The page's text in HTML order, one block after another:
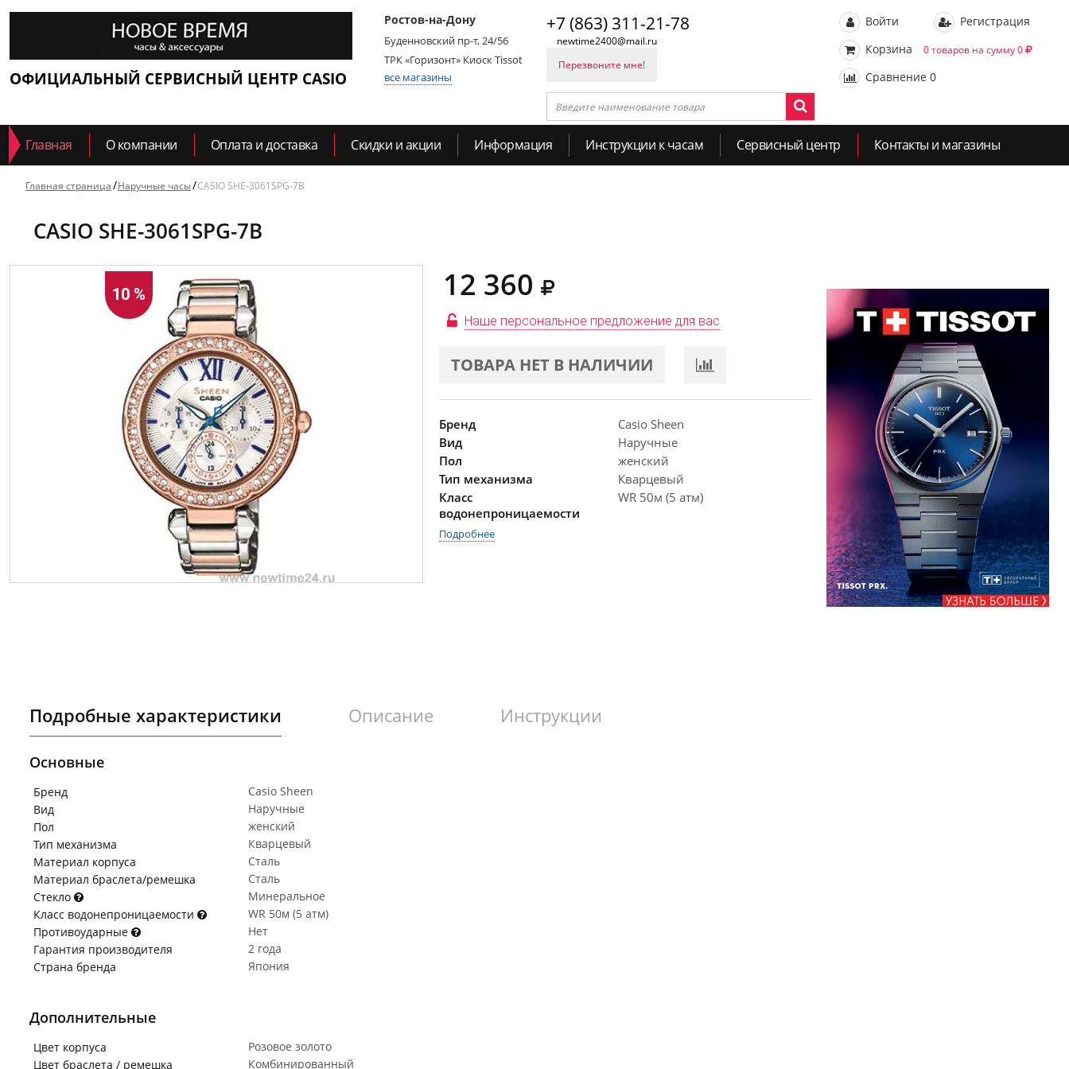
ОФИЦИАЛЬНЫЙ СЕРВИСНЫЙ ЦЕНТР CASIO
Ростов-на-Дону
Буденновский пр-т, 24/56
ТРК «Горизонт» Киоск Tissot
все магазины
+7 (863) 311-21-78
newtime2400@mail.ru
Перезвоните мне!
Войти
Регистрация
Корзина
0 товаров на сумму 0
Сравнение 0
Главная О компании Оплата и доставка Скидки и акции Информация Инструкции к часам Сервисный центр Контакты и магазины
Главная страница Наручные часы CASIO SHE-3061SPG-7B
CASIO SHE-3061SPG-7B
10 % 12 360
Наше персональное предложение для вас
ТОВАРА НЕТ В НАЛИЧИИ
Бренд
Casio Sheen
Вид
Наручные
Пол
женский
Тип механизма
Кварцевый
Класс
водонепроницаемости
WR 50м (5 атм)
Подробнее
Подробные характеристики Описание Инструкции
Основные
Бренд
Casio Sheen
Вид
Наручные
Пол
женский
Тип механизма
Кварцевый
Материал корпуса
Сталь
Материал браслета/ремешка
Сталь
Стекло
Минеральное
Класс водонепроницаемости
WR 50м (5 атм)
Противоударные
Нет
Гарантия производителя
2 года
Страна бренда
Япония
Дополнительные
Цвет корпуса
Розовое золото
Цвет браслета / ремешка
Комбинированный